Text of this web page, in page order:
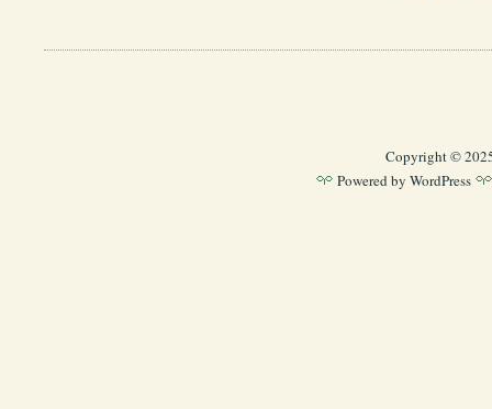
Copyright ©
Powered by WordPress